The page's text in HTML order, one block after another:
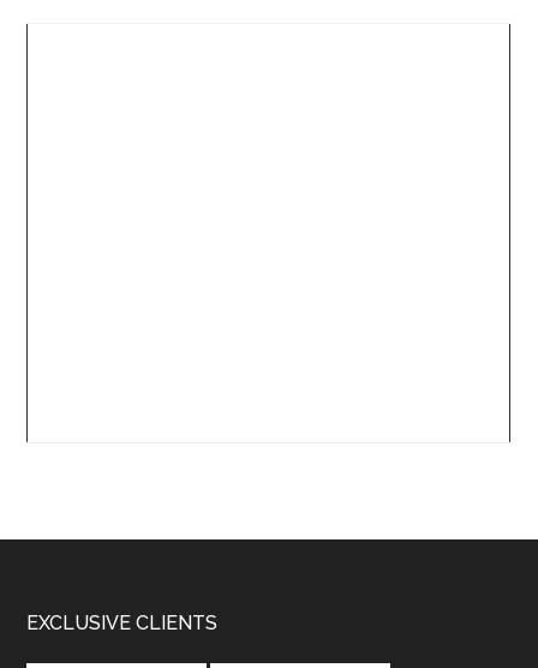
Footer
EXCLUSIVE CLIENTS